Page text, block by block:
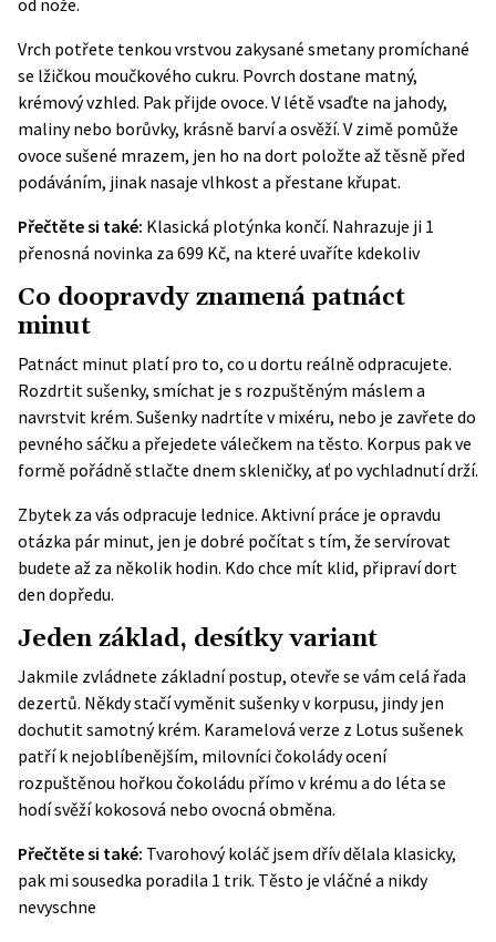
od nože.
Vrch potřete tenkou vrstvou zakysané smetany promíchané
se lžičkou moučkového cukru. Povrch dostane matný,
krémový vzhled. Pak přijde ovoce. V létě vsaďte na jahody,
maliny nebo borůvky, krásně barví a osvěží. V zimě pomůže
ovoce sušené mrazem, jen ho na dort položte až těsně před
podáváním, jinak nasaje vlhkost a přestane křupat.
Přečtěte si také: Klasická plotýnka končí. Nahrazuje ji 1
přenosná novinka za 699 Kč, na které uvaříte kdekoliv
Co doopravdy znamená patnáct
minut
Patnáct minut platí pro to, co u dortu reálně odpracujete.
Rozdrtit sušenky, smíchat je s rozpuštěným máslem a
navrstvit krém. Sušenky nadrtíte v mixéru, nebo je zavřete do
pevného sáčku a přejedete válečkem na těsto. Korpus pak ve
formě pořádně stlačte dnem skleničky, ať po vychladnutí drží.
Zbytek za vás odpracuje lednice. Aktivní práce je opravdu
otázka pár minut, jen je dobré počítat s tím, že servírovat
budete až za několik hodin. Kdo chce mít klid, připraví dort
den dopředu.
Jeden základ, desítky variant
Jakmile zvládnete základní postup, otevře se vám celá řada
dezertů. Někdy stačí vyměnit sušenky v korpusu, jindy jen
dochutit samotný krém. Karamelová verze z Lotus sušenek
patří k nejoblíbenějším, milovníci čokolády ocení
rozpuštěnou hořkou čokoládu přímo v krému a do léta se
hodí svěží kokosová nebo ovocná obměna.
Přečtěte si také: Tvarohový koláč jsem dřív dělala klasicky,
pak mi sousedka poradila 1 trik. Těsto je vláčné a nikdy
nevyschne